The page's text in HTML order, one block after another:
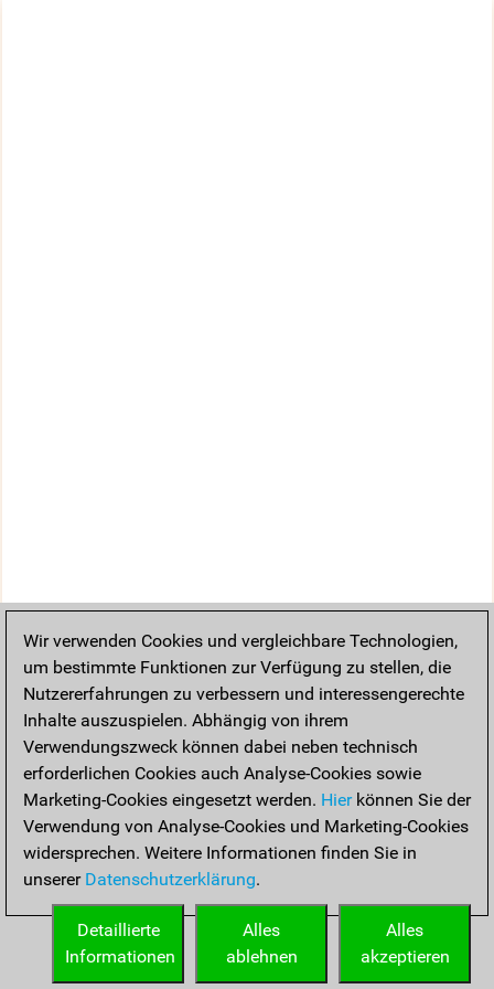
Wir verwenden Cookies und vergleichbare Technologien,
um bestimmte Funktionen zur Verfügung zu stellen, die
Nutzererfahrungen zu verbessern und interessengerechte
Inhalte auszuspielen. Abhängig von ihrem
Verwendungszweck können dabei neben technisch
erforderlichen Cookies auch Analyse-Cookies sowie
Marketing-Cookies eingesetzt werden. Hierkönnen Sie der
Verwendung von Analyse-Cookies und Marketing-Cookies
widersprechen. Weitere Informationen finden Sie in
unserer Datenschutzerklärung.
Alles
akzeptieren
Alles
ablehnen
Detaillierte
Informationen